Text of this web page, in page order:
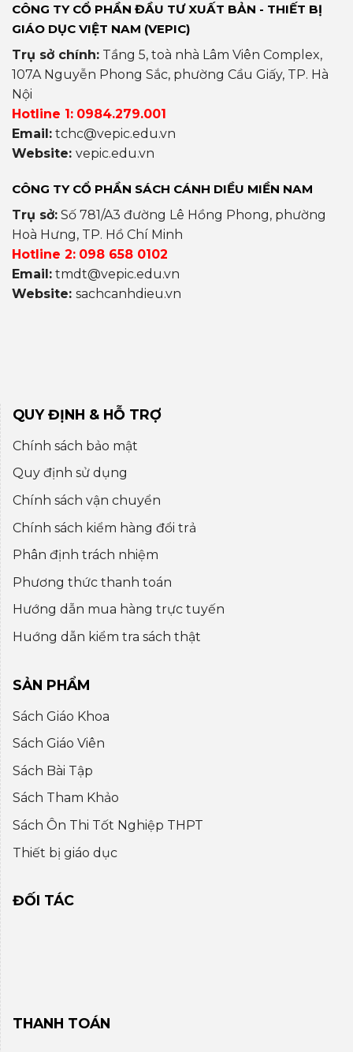
CÔNG TY CỔ PHẦN ĐẦU TƯ XUẤT BẢN - THIẾT BỊ
GIÁO DỤC VIỆT NAM (VEPIC)
Trụ sở chính: Tầng 5, toà nhà Lâm Viên Complex,
107A Nguyễn Phong Sắc, phường Cầu Giấy, TP. Hà
Nội
Hotline 1: 0984.279.001
Email: tchc@vepic.edu.vn
Website: vepic.edu.vn
CÔNG TY CỔ PHẦN SÁCH CÁNH DIỀU MIỀN NAM
Trụ sở: Số 781/A3 đường Lê Hồng Phong, phường
Hoà Hưng, TP. Hồ Chí Minh
Hotline 2: 098 658 0102
Email: tmdt@vepic.edu.vn
Website: sachcanhdieu.vn
QUY ĐỊNH & HỖ TRỢ
Chính sách bảo mật
Quy định sử dụng
Chính sách vận chuyển
Chính sách kiểm hàng đổi trả
Phân định trách nhiệm
Phương thức thanh toán
Hướng dẫn mua hàng trực tuyến
Huớng dẫn kiểm tra sách thật
SẢN PHẨM
Sách Giáo Khoa
Sách Giáo Viên
Sách Bài Tập
Sách Tham Khảo
Sách Ôn Thi Tốt Nghiệp THPT
Thiết bị giáo dục
ĐỐI TÁC
THANH TOÁN